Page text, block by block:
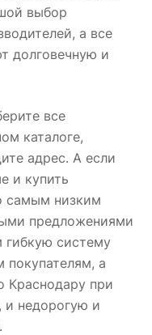
выбор
а все
долговечную и
все
каталоге,
адрес. А если
и купить
самым низким
предложениями
систему
а
Краснодару при
и недорогую и